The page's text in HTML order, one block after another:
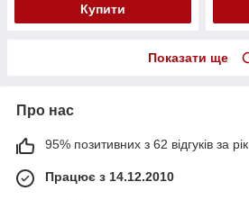
Купити
Показати ще
Про нас
95% позитивних з 62 відгуків за рік
Працює з 14.12.2010